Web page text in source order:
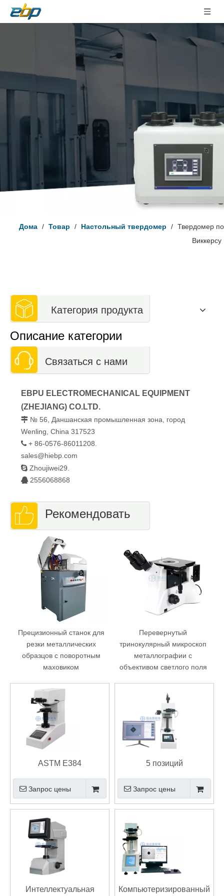
Дома / Товар / Настольный твердомер / Твердомер по
Виккерсу
Категория продукта
Описание категории
Связаться с нами
EBPU ELECTROMECHANICAL EQUIPMENT
(ZHEJIANG) CO.LTD.
 № 56, Даншанская промышленная зона, город
Wenling, China 317523
 + 86-0576-86011208.
sales@hiebp.com
 Zhoujiwei29.
 2556068868
Рекомендовать
Прецизионный станок для
резки металлических
образцов с поворотным
маховиком
Перевернутый
тринокулярный микроскоп
металлографии с
объективом светлого поля
ASTM E384
Автоматизированный
цифровой тестирование
твердости от китайского
Запрос цены
5 позиций
Моторизованная башня
Vickers.
Запрос цены
Интеллектуальная
Компьютеризированный